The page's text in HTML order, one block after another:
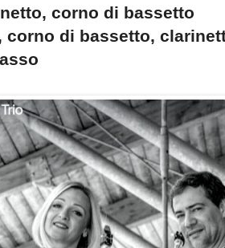
corno di bassetto
corno di bassetto,